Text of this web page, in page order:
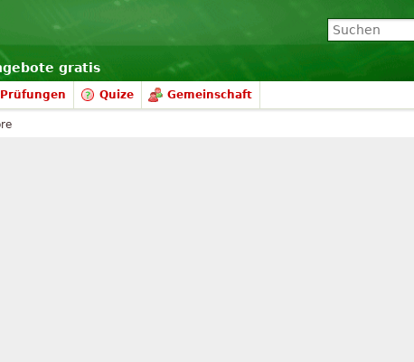
gratis
Prüfungen Quize Gemeinschaft